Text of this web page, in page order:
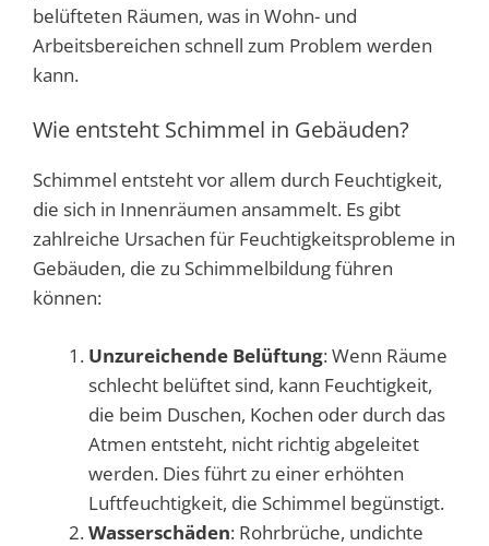
belüfteten Räumen, was in Wohn- und
Arbeitsbereichen schnell zum Problem werden
kann.
Wie entsteht Schimmel in Gebäuden?
Schimmel entsteht vor allem durch Feuchtigkeit,
die sich in Innenräumen ansammelt. Es gibt
zahlreiche Ursachen für Feuchtigkeitsprobleme in
Gebäuden, die zu Schimmelbildung führen
können:
Unzureichende Belüftung: Wenn Räume
schlecht belüftet sind, kann Feuchtigkeit,
die beim Duschen, Kochen oder durch das
Atmen entsteht, nicht richtig abgeleitet
werden. Dies führt zu einer erhöhten
Luftfeuchtigkeit, die Schimmel begünstigt.
Wasserschäden: Rohrbrüche, undichte